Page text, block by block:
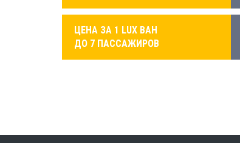
ЦЕНА ЗА 1 LUX ВАН
ДО 7 ПАССАЖИРОВ